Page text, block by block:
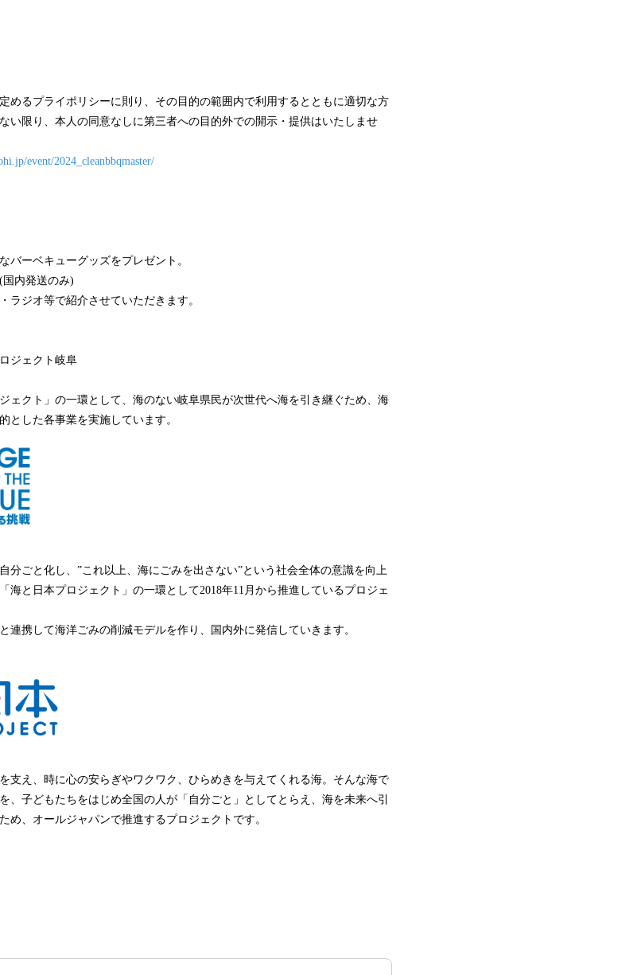
めるプライポリシーに則り、その目的の範囲内で利用するとともに適切な方
い限り、本人の同意なしに第三者への目的外での開示・提供はいたしませ
event/2024_cleanbbqmaster/
ーベキューグッズをプレゼント。
国内発送のみ)
ラジオ等で紹介させていただきます。
ジェクト岐阜
ェクト」の一環として、海のない岐阜県民が次世代へ海を引き継ぐため、海
とした各事業を実施しています。
分ごと化し、”これ以上、海にごみを出さない”という社会全体の意識を向上
海と日本プロジェクト」の一環として2018年11月から推進しているプロジェ
連携して海洋ごみの削減モデルを作り、国内外に発信していきます。
支え、時に心の安らぎやワクワク、ひらめきを与えてくれる海。そんな海で
、子どもたちをはじめ全国の人が「自分ごと」としてとらえ、海を未来へ引
め、オールジャパンで推進するプロジェクトです。